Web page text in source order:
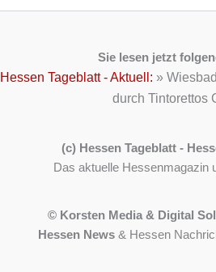
Sie lesen jetzt
Hessen Tageblatt - Aktuell: »
durch Tintorettos
(c) Hessen Tageblatt -
Das aktuelle Hessenmagazin
© Korsten Media & Digital
Hessen News & Hessen